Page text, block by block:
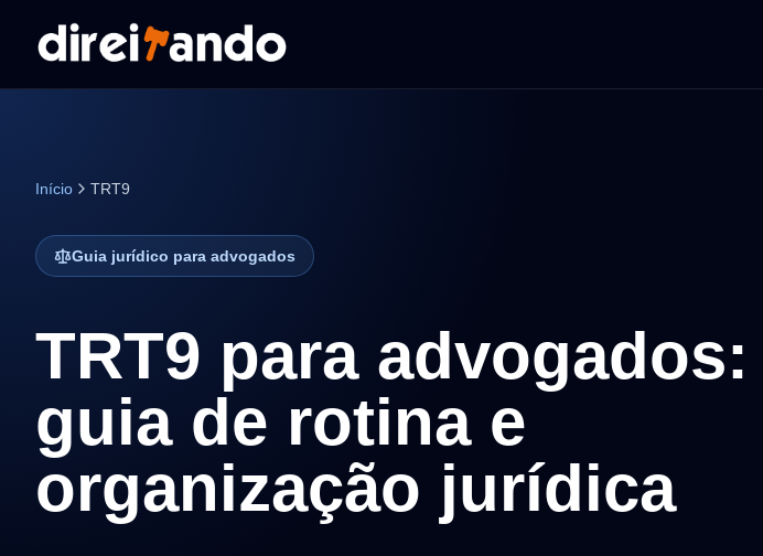
Início TRT9
Guia jurídico para advogados
TRT9 para advogados:
guia de rotina e
organização jurídica